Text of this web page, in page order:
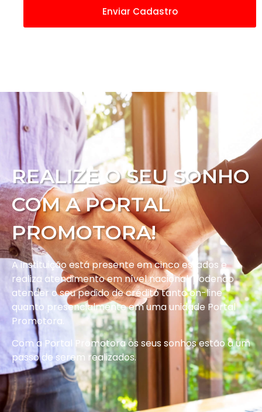
Enviar Cadastro
REALIZE O SEU SONHO
COM A PORTAL
PROMOTORA!
A instituição está presente em cinco estados e
realiza atendimento em nível nacional, podendo
atender o seu pedido de crédito tanto on-line
quanto presencialmente em uma unidade Portal
Promotora.
Com a Portal Promotora os seus sonhos estão a um
passo de serem realizados.